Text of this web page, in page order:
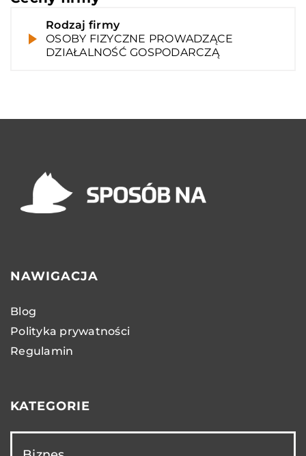
Rodzaj firmy
OSOBY FIZYCZNE PROWADZĄCE
DZIAŁALNOŚĆ GOSPODARCZĄ
NAWIGACJA
Blog
Polityka prywatności
Regulamin
KATEGORIE